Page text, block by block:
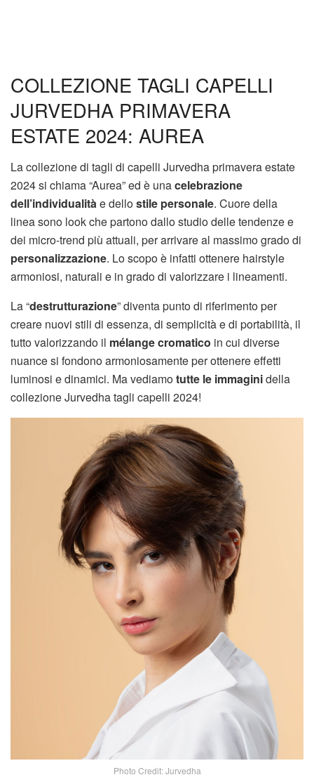
COLLEZIONE TAGLI CAPELLI
JURVEDHA PRIMAVERA
ESTATE 2024: AUREA
La collezione di tagli di capelli Jurvedha primavera estate
2024 si chiama “Aurea” ed è unacelebrazione
dell’individualitàe dellostile personale. Cuore della
linea sono look che partono dallo studio delle tendenze e
dei micro-trend più attuali, per arrivare al massimo grado di
personalizzazione. Lo scopo è infatti ottenere hairstyle
armoniosi, naturali e in grado di valorizzare i lineamenti.
La “destrutturazione” diventa punto di riferimento per
creare nuovi stili di essenza, di semplicità e di portabilità, il
tutto valorizzando il mélange cromatico in cui diverse
nuance si fondono armoniosamente per ottenere effetti
luminosi e dinamici. Ma vediamotutte le immaginidella
collezione Jurvedha tagli capelli 2024!
Photo Credit: Jurvedha